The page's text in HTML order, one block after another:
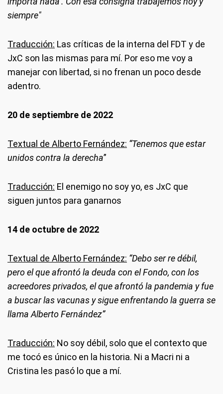
siempre"
Traducción: Las críticas de la interna del FDT y de
JxC son las mismas para mí. Por eso me voy a
manejar con libertad, si no frenan un poco desde
adentro.
20 de septiembre de 2022
Textual de Alberto Fernández: “Tenemos que estar
unidos contra la derecha”
Traducción: El enemigo no soy yo, es JxC que
siguen juntos para ganarnos
14 de octubre de 2022
Textual de Alberto Fernández: “Debo ser re débil,
pero el que afrontó la deuda con el Fondo, con los
acreedores privados, el que afrontó la pandemia y fue
a buscar las vacunas y sigue enfrentando la guerra se
llama Alberto Fernández”
Traducción: No soy débil, solo que el contexto que
me tocó es único en la historia. Ni a Macri ni a
Cristina les pasó lo que a mí.